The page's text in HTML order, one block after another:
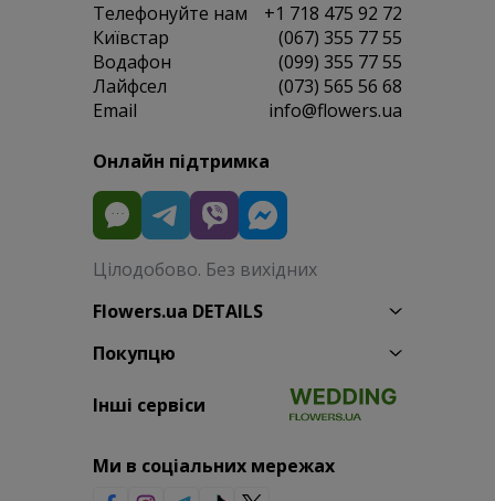
Телефонуйте нам
+1 718 475 92 72
Київстар
(067) 355 77 55
Водафон
(099) 355 77 55
Лайфсел
(073) 565 56 68
Email
info@flowers.ua
Онлайн підтримка
Цілодобово. Без вихідних
Flowers.ua DETAILS
Покупцю
Інші сервіси
Ми в соціальних мережах